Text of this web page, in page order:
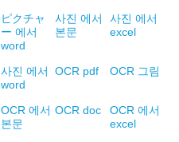
ピクチャ
ー 에서
word
사진 에서
본문
사진 에서
excel
사진 에서
word
OCR pdf OCR 그림
OCR 에서
본문
OCR doc
OCR 에서
excel